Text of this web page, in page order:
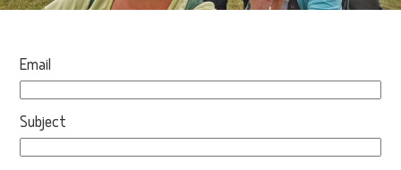
Email
Subject